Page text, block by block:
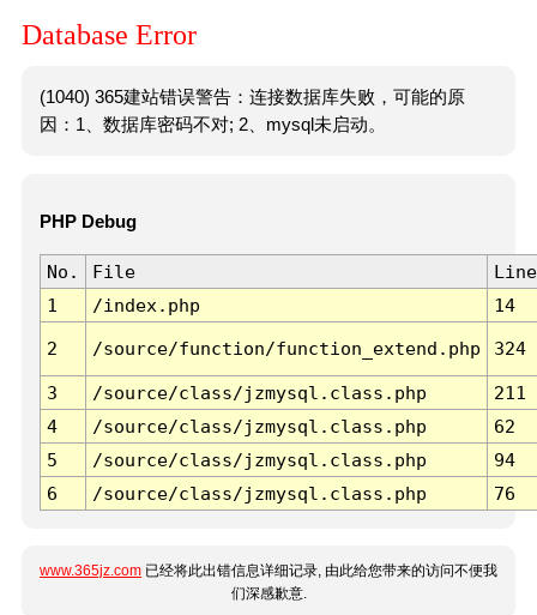
Database Error
(1040) 365建站错误警告：连接数据库失败，可能的原
因：1、数据库密码不对; 2、mysql未启动。
PHP Debug
No. File
Line
1
/index.php 14
2 /source/function/function_extend.php 324
3 /source/class/jzmysql.class.php
211
4
/source/class/jzmysql.class.php
62
5
/source/class/jzmysql.class.php
94
6
/source/class/jzmysql.class.php 76
www.365jz.com 已经将此出错信息详细记录, 由此给您带来的访问不便我
们深感歉意.